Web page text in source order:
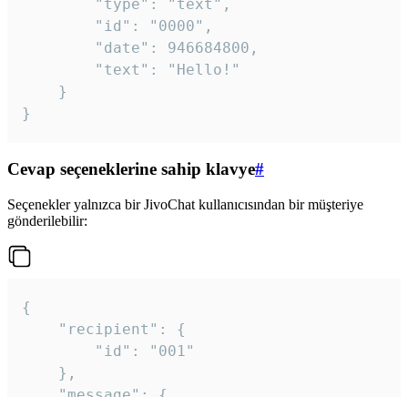
}
Cevap seçeneklerine sahip klavye#
Seçenekler yalnızca bir JivoChat kullanıcısından bir müşteriye
gönderilebilir:
{